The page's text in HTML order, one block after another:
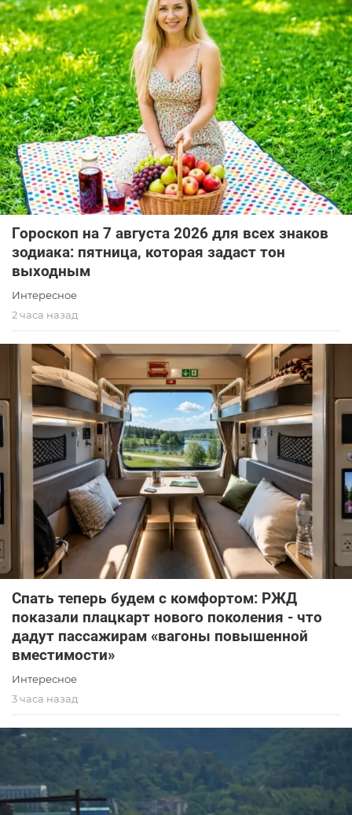
Гороскоп на 7 августа 2026 для всех знаков
зодиака: пятница, которая задаст тон
выходным
Интересное
2 часа назад
Спать теперь будем с комфортом: РЖД
показали плацкарт нового поколения - что
дадут пассажирам «вагоны повышенной
вместимости»
Интересное
3 часа назад